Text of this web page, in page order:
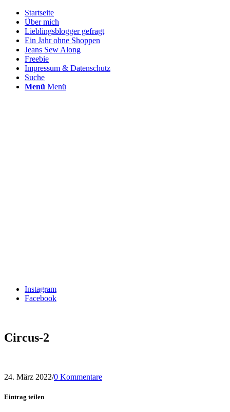
Startseite
Über mich
Lieblingsblogger gefragt
Ein Jahr ohne Shoppen
Jeans Sew Along
Freebie
Impressum & Datenschutz
Suche
Menü Menü
Instagram
Facebook
Circus-2
24. März 2022/0 Kommentare
Eintrag teilen